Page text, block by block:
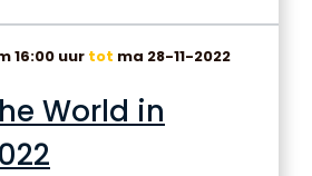
16:00 uur tot ma 28-11-2022
World in